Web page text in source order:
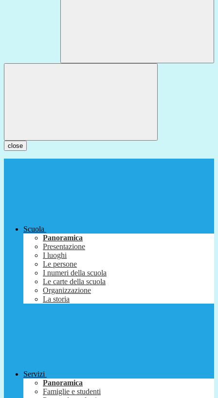
close
Scuola
Panoramica
Presentazione
I luoghi
Le persone
I numeri della scuola
Le carte della scuola
Organizzazione
La storia
Servizi
Panoramica
Famiglie e studenti